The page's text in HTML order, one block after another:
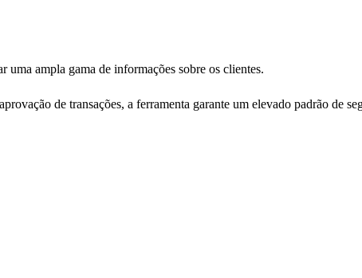
uma ampla gama de informações sobre os clientes.
de transações, a ferramenta garante um elevado padrão de